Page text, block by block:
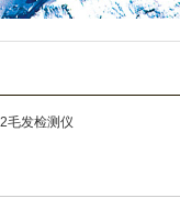
毛发检测仪